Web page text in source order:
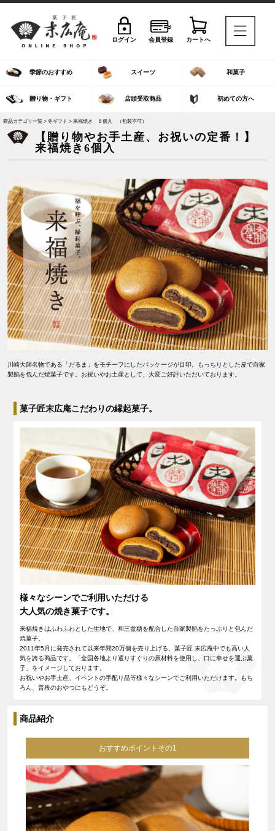
ログイン 会員登録 カートへ
季節のおすすめ スイーツ 和菓子
贈り物・ギフト 店頭受取商品 初めての方へ
商品カテゴリ一覧 > 冬ギフト > 来福焼き ６個入 （包装不可）
【贈り物やお手土産、お祝いの定番！】
来福焼き6個入
川崎大師名物である「だるま」をモチーフにしたパッケージが目印。もっちりとした皮で自家
製餡を包んだ焼菓子です。お祝いやお土産として、大変ご好評いただいております。
菓子匠末広庵こだわりの縁起菓子。
様々なシーンでご利用いただける
大人気の焼き菓子です。
来福焼きはふわふわとした生地で、和三盆糖を配合した自家製餡をたっぷりと包んだ
焼菓子。
2011年5月に発売されて以来年間20万個を売り上げる、菓子匠 末広庵中でも高い人
気を誇る商品です。「全国各地より選りすぐりの原材料を使用し、口に幸せを運ぶ菓
子」をイメージしております。
お祝いやお手土産、イベントの手配り品等様々なシーンでご利用いただけます。もち
ろん、普段のおやつにもどうぞ。
商品紹介
おすすめポイントその1